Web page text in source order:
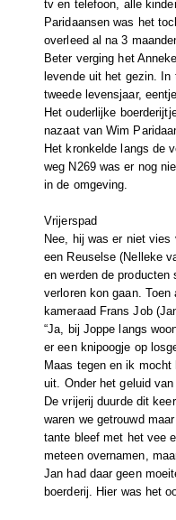
tv en telefoon, alle
Paridaansen was het
overleed al na 3
Beter verging het
levende uit het gezin.
tweede levensjaar,
Het ouderlijke
nazaat van Wim
Het kronkelde langs de
weg N269 was er nog
in de omgeving.
Vrijerspad
Nee, hij was er niet vies
een Reuselse (Nelleke
en werden de producten
verloren kon gaan. Toen
kameraad Frans Job
“Ja, bij Joppe langs
er een knipoogje op
Maas tegen en ik
uit. Onder het geluid
De vrijerij duurde dit
waren we getrouwd
tante bleef met het vee
meteen overnamen,
Jan had daar geen
boerderij. Hier was het